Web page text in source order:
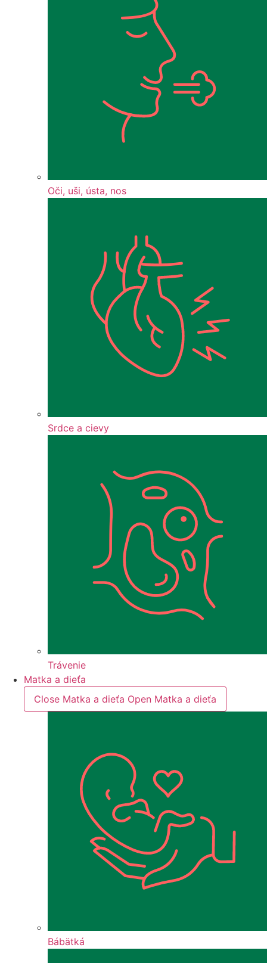
Oči, uši, ústa, nos
Srdce a cievy
Trávenie
Matka a dieťa
Close Matka a dieťa Open Matka a dieťa
Bábätká